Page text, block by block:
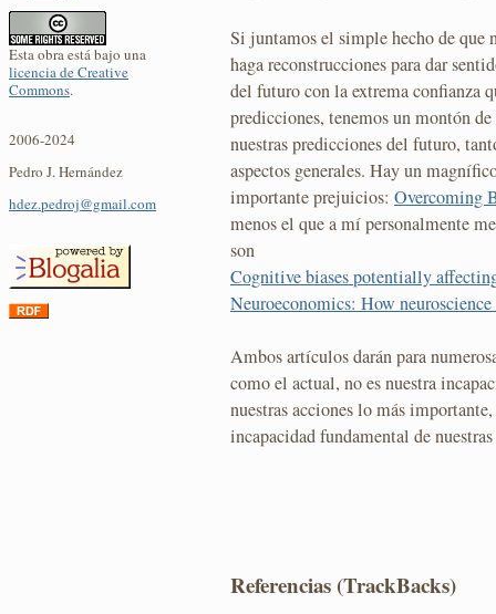
Esta obra está bajo una
licencia de Creative
Commons.
2006-2024
Pedro J. Hernández
hdez.pedroj@gmail.com
Si juntamos el simple hecho de que
haga reconstrucciones para dar
del futuro con la extrema confianza
predicciones, tenemos un montón
nuestras predicciones del futuro,
aspectos generales. Hay un
importante prejuicios: Overcoming
menos el que a mí personalmente
son
Cognitive biases potentially
Neuroeconomics: How
Ambos artículos darán para
como el actual, no es nuestra
nuestras acciones lo más
incapacidad fundamental de
Referencias (TrackBacks)